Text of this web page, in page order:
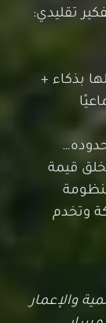
تقليدي:
+
قيمة
والإعمار